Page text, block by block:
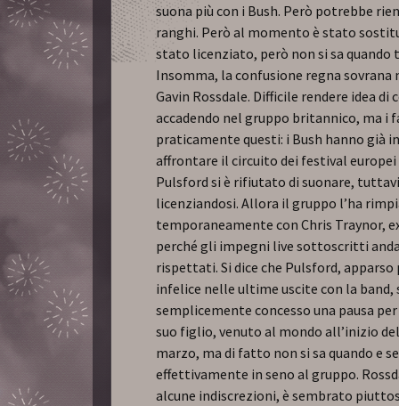
suona più con i Bush. Però potrebbe
ranghi. Però al momento è stato
stato licenziato, però non si sa quando
Insomma, la confusione regna sovrana
Gavin Rossdale. Difficile rendere idea di
accadendo nel gruppo britannico, ma i
praticamente questi: i Bush hanno già
affrontare il circuito dei festival europei
Pulsford si è rifiutato di suonare,
licenziandosi. Allora il gruppo l’ha
temporaneamente con Chris Traynor,
perché gli impegni live sottoscritti
rispettati. Si dice che Pulsford,
infelice nelle ultime uscite con la band,
semplicemente concesso una pausa
suo figlio, venuto al mondo all’inizio
marzo, ma di fatto non si sa quando e
effettivamente in seno al gruppo.
alcune indiscrezioni, è sembrato